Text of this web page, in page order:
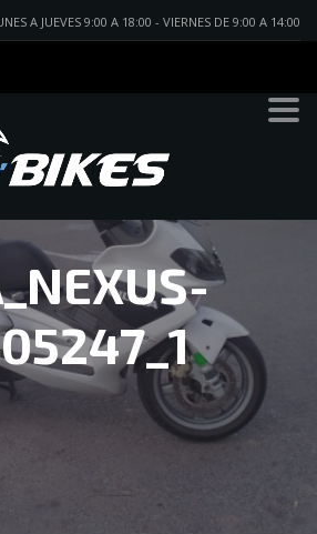
A JUEVES 9:00 A 18:00 - VIERNES DE 9:00 A 14:00